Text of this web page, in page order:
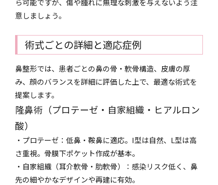
ら可能ですが、傷や腫れに無理な刺激を与えないよう注
意しましょう。
術式ごとの詳細と適応症例
鼻整形では、患者ごとの鼻の骨・軟骨構造、皮膚の厚
み、顔のバランスを詳細に評価した上で、最適な術式を
提案します。
隆鼻術（プロテーゼ・自家組織・ヒアルロン
酸）
・プロテーゼ：低鼻・鞍鼻に適応。I型は自然、L型は高
さ重視。骨膜下ポケット作成が基本。
・自家組織（耳介軟骨・肋軟骨）：感染リスク低く、鼻
先の細やかなデザインや再建に有効。